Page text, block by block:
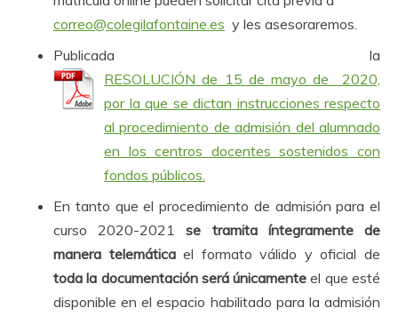
correo@colegilafontaine.es y les asesoraremos.
Publicada la
RESOLUCIÓN de 15 de mayo de 2020,
por la que se dictan instrucciones respecto
al procedimiento de admisión del alumnado
en los centros docentes sostenidos con
fondos públicos.
En tanto que el procedimiento de admisión para el
curso 2020-2021se tramita íntegramente de
manera telemáticael formato válido y oficial de
toda la documentación será únicamente el que esté
disponible en el espacio habilitado para la admisión